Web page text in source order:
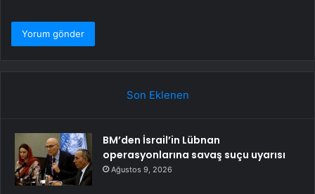
Son Eklenen
BM’den İsrail’in Lübnan
operasyonlarına savaş suçu uyarısı
Ağustos 9, 2026